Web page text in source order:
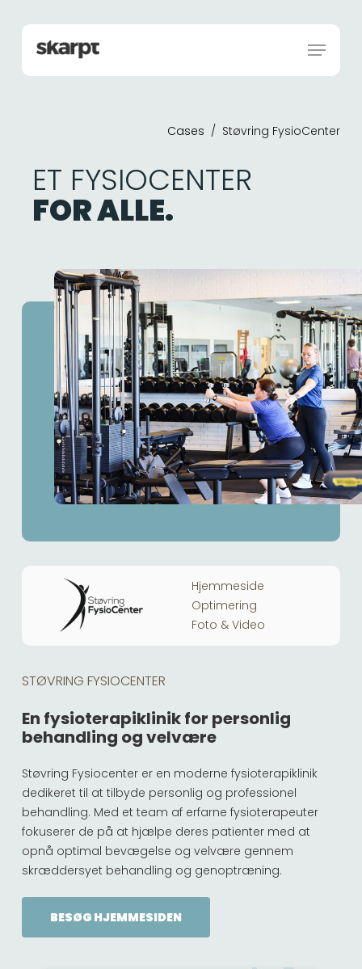
content
Menu
Cases / Støvring FysioCenter
ET FYSIOCENTER
FOR ALLE.
Hjemmeside
Optimering
Foto & Video
STØVRING FYSIOCENTER
En fysioterapiklinik for personlig
behandling og velvære
Støvring Fysiocenter er en moderne fysioterapiklinik
dedikeret til at tilbyde personlig og professionel
behandling. Med et team af erfarne fysioterapeuter
fokuserer de på at hjælpe deres patienter med at
opnå optimal bevægelse og velvære gennem
skræddersyet behandling og genoptræning.
BESØG HJEMMESIDEN